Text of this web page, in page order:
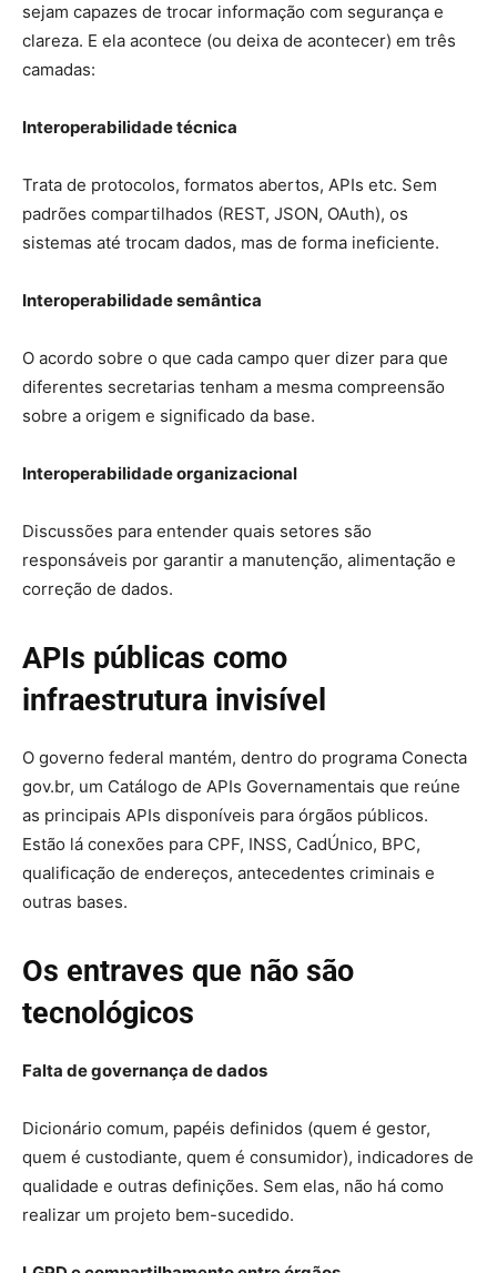
sejam capazes de trocar informação com segurança e
clareza. E ela acontece (ou deixa de acontecer) em três
camadas:
Interoperabilidade técnica
Trata de protocolos, formatos abertos, APIs etc. Sem
padrões compartilhados (REST, JSON, OAuth), os
sistemas até trocam dados, mas de forma ineficiente.
Interoperabilidade semântica
O acordo sobre o que cada campo quer dizer para que
diferentes secretarias tenham a mesma compreensão
sobre a origem e significado da base.
Interoperabilidade organizacional
Discussões para entender quais setores são
responsáveis por garantir a manutenção, alimentação e
correção de dados.
APIs públicas como
infraestrutura invisível
O governo federal mantém, dentro do programa Conecta
gov.br, um Catálogo de APIs Governamentais que reúne
as principais APIs disponíveis para órgãos públicos.
Estão lá conexões para CPF, INSS, CadÚnico, BPC,
qualificação de endereços, antecedentes criminais e
outras bases.
Os entraves que não são
tecnológicos
Falta de governança de dados
Dicionário comum, papéis definidos (quem é gestor,
quem é custodiante, quem é consumidor), indicadores de
qualidade e outras definições. Sem elas, não há como
realizar um projeto bem-sucedido.